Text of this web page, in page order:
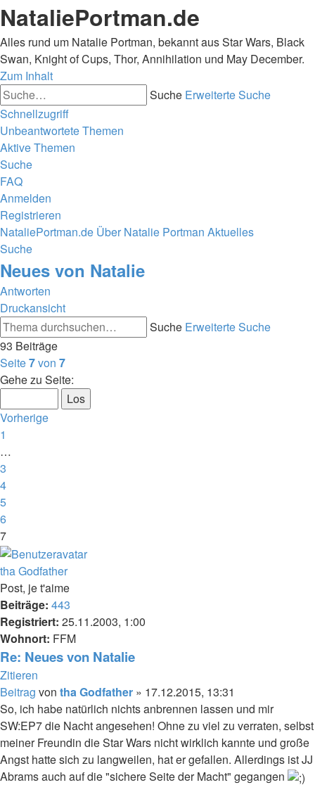
NataliePortman.de
Alles rund um Natalie Portman, bekannt aus Star Wars, Black
Swan, Knight of Cups, Thor, Annihilation und May December.
Zum Inhalt
Suche Erweiterte Suche
Schnellzugriff
Unbeantwortete Themen
Aktive Themen
Suche
FAQ
Anmelden
Registrieren
NataliePortman.de Über Natalie Portman Aktuelles
Suche
Neues von Natalie
Antworten
Druckansicht
Suche Erweiterte Suche
93 Beiträge
Seite7von 7
Gehe zu Seite:
Vorherige
1
…
3
4
5
6
7
tha Godfather
Post, je t'aime
Beiträge: 443
Registriert: 25.11.2003, 1:00
Wohnort: FFM
Re: Neues von Natalie
Zitieren
Beitrag von tha Godfather » 17.12.2015, 13:31
So, ich habe natürlich nichts anbrennen lassen und mir
SW:EP7 die Nacht angesehen! Ohne zu viel zu verraten, selbst
meiner Freundin die Star Wars nicht wirklich kannte und große
Angst hatte sich zu langweilen, hat er gefallen. Allerdings ist JJ
Abrams auch auf die "sichere Seite der Macht" gegangen